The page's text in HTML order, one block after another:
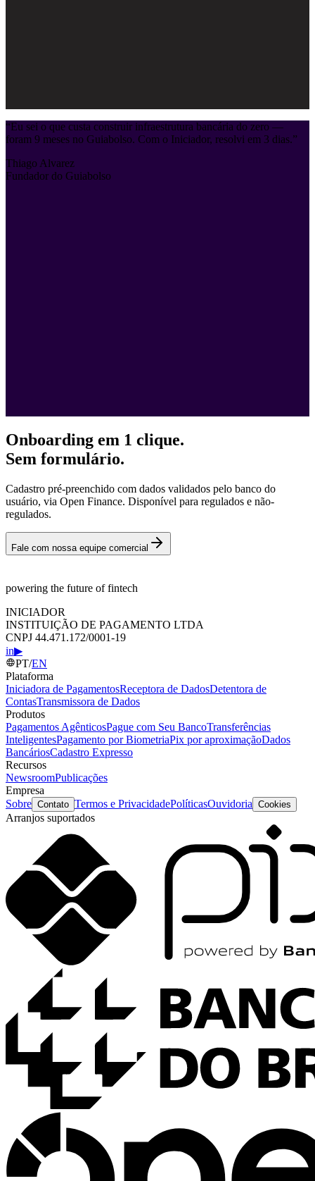
“Eu sei o que custa construir infraestrutura bancária do zero —
foram 9 meses no Guiabolso. Com o Iniciador, resolvi em 3 dias.”
Thiago Alvarez
Fundador do Guiabolso
Onboarding em 1 clique.
Sem formulário.
Cadastro pré-preenchido com dados validados pelo banco do
usuário, via Open Finance. Disponível para regulados e não-
regulados.
Fale com nossa equipe comercial
powering the future of fintech
INICIADOR
INSTITUIÇÃO DE PAGAMENTO LTDA
CNPJ 44.471.172/0001-19
in▶
PT/EN
Plataforma
Iniciadora de PagamentosReceptora de DadosDetentora de
ContasTransmissora de Dados
Produtos
Pagamentos AgênticosPague com Seu BancoTransferências
InteligentesPagamento por BiometriaPix por aproximaçãoDados
BancáriosCadastro Expresso
Recursos
NewsroomPublicações
Empresa
Sobre Contato Termos e PrivacidadePolíticasOuvidoria Cookies
Arranjos suportados